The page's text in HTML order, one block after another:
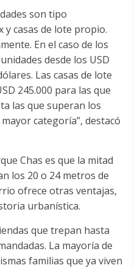
son tipo
y casas de lote propio.
En el caso de los
desde los USD
Las casas de lote
245.000 para las que
las que superan los
categoría”, destacó
Chas es que la mitad
los 20 o 24 metros de
ofrece otras ventajas,
urbanística.
que trepan hasta
La mayoría de
familias que ya viven